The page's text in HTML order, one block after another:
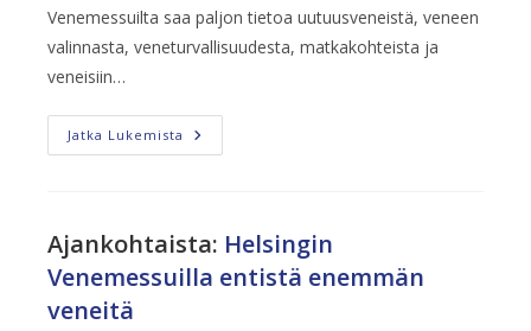
Venemessuilta saa paljon tietoa uutuusveneistä, veneen
valinnasta, veneturvallisuudesta, matkakohteista ja
veneisiin…
Jatka Lukemista Venemessuilta
Tärkeää
Ajankohtaista: Helsingin
Venemessuilla entistä enemmän
veneitä